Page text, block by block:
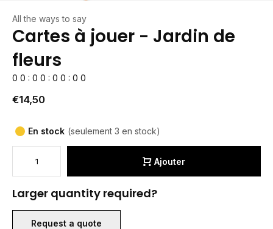
All the ways to say
Cartes à jouer - Jardin de
fleurs
0 0 : 0 0 : 0 0 : 0 0
€14,50
En stock (seulement 3 en stock)
Ajouter
Larger quantity required?
Request a quote